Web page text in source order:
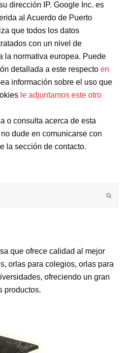
dirección IP. Google Inc. es
al Acuerdo de Puerto
que todos los datos
con un nivel de
la normativa europea. Puede
detallada a este respectoen
información sobre el uso que
le adjuntamos este otro
o consulta acerca de esta
no dude en comunicarse con
la sección de contacto.
Enviar
que ofrece calidad al mejor
orlas para colegios, orlas para
ofreciendo un gran
productos.